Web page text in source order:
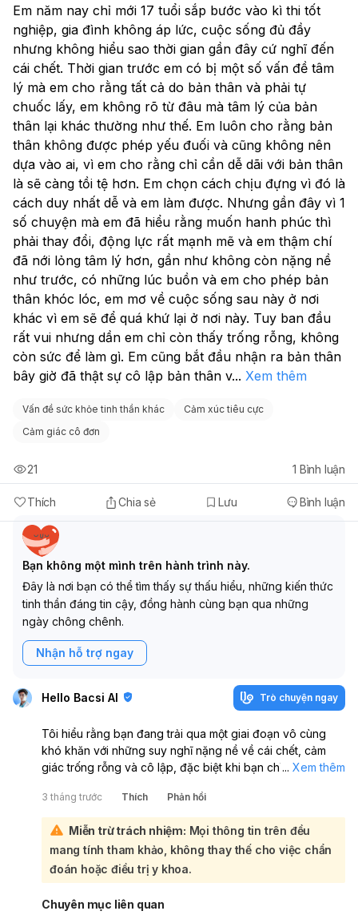
Em năm nay chỉ mới 17 tuổi sắp bước vào kì thi tốt
nghiệp, gia đình không áp lức, cuộc sống đủ đầy
nhưng không hiểu sao thời gian gần đây cứ nghĩ đến
cái chết. Thời gian trước em có bị một số vấn đề tâm
lý mà em cho rằng tất cả do bản thân và phải tự
chuốc lấy, em không rõ từ đâu mà tâm lý của bản
thân lại khác thường như thế. Em luôn cho rằng bản
thân không được phép yếu đuối và cũng không nên
dựa vào ai, vì em cho rằng chỉ cần dễ dãi với bản thân
là sẽ càng tồi tệ hơn. Em chọn cách chịu đựng vì đó là
cách duy nhất dễ và em làm được. Nhưng gần đây vì 1
số chuyện mà em đã hiểu rằng muốn hanh phúc thì
phải thay đổi, động lực rất mạnh mẽ và em thậm chí
đã nới lỏng tâm lý hơn, gần như không còn nặng nề
như trước, có những lúc buồn và em cho phép bản
thân khóc lóc, em mơ về cuộc sống sau này ở nơi
khác vì em sẽ để quá khứ lại ở nơi này. Tuy ban đầu
rất vui nhưng dần em chỉ còn thấy trống rỗng, không
còn sức để làm gì. Em cũng bắt đầu nhận ra bản thân
bây giờ đã thật sự cô lập bản thân v... Xem thêm
Vấn đề sức khỏe tinh thần khác
Cảm xúc tiêu cực
Cảm giác cô đơn
Thích Chia sẻ Lưu Bình luận
21 1 Bình luận
Bạn không một mình trên hành trình này.
Đây là nơi bạn có thể tìm thấy sự thấu hiểu, những kiến thức
tinh thần đáng tin cậy, đồng hành cùng bạn qua những
ngày chông chênh.
Nhận hỗ trợ ngay
Hello Bacsi AI Trò chuyện ngay
Tôi hiểu rằng bạn đang trải qua một giai đoạn vô cùng
khó khăn với những suy nghĩ nặng nề về cái chết, cảm
giác trống rỗng và cô lập, đặc biệt khi bạn chỉ mới 17 tuổi
này là rất nghiêm trọng và cần được quan tâm một cách
cẩn trọng:
Việc bạn cố gắng nới lỏng tâm lý sau một thời gian dài
chịu đựng là một bước đi dũng cảm. Tuy nhiên, đôi khi,
khi chúng ta cho phép bản thân cảm nhận, những cảm
xúc bị kìm nén có thể trỗi dậy mạnh mẽ hơn, gây ra sự
hoang mang và mệt mỏi. Điều này không có nghĩa là bạn
... Xem thêm
3 tháng trước Thích Phản hồi
Miễn trừ trách nhiệm: Mọi thông tin trên đều
mang tính tham khảo, không thay thế cho việc chẩn
đoán hoặc điều trị y khoa.
Chuyên mục liên quan